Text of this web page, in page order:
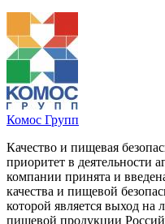
Комос Групп
Качество и пищевая
приоритет в
компании принята и
качества и пищевой
которой является выход
пищевой продукции